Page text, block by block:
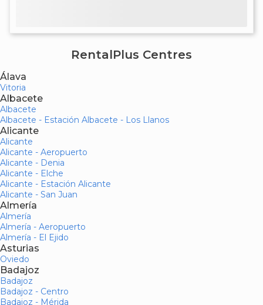
RentalPlus Centres
Álava
Vitoria
Albacete
Albacete
Albacete - Estación Albacete - Los Llanos
Alicante
Alicante
Alicante - Aeropuerto
Alicante - Denia
Alicante - Elche
Alicante - Estación Alicante
Alicante - San Juan
Almería
Almería
Almería - Aeropuerto
Almería - El Ejido
Asturias
Oviedo
Badajoz
Badajoz
Badajoz - Centro
Badajoz - Mérida